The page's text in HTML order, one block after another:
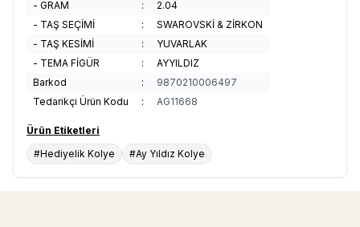
- GRAM
:
2.04
- TAŞ SEÇİMİ
:
SWAROVSKİ & ZİRKON
- TAŞ KESİMİ
:
YUVARLAK
- TEMA FİGÜR
:
AYYILDIZ
Barkod
:
9870210006497
Tedarikçi Ürün Kodu
: AG11668
Ürün Etiketleri
#Hediyelik Kolye
#Ay Yıldız Kolye